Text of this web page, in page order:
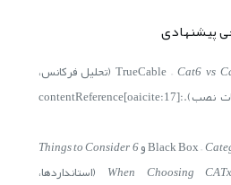
پیشنهادی
TrueCable –Cat6 vs
(تحلیل فرکانس،
10G، Crosstalk و نکات نصب).:contentReference[oaicite:17]
Black Box –و 6 Things to Consider
When Choosing (استانداردها،